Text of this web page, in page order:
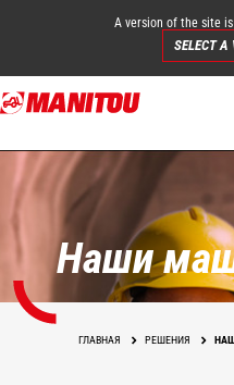
Перейти
к
содержанию
A version of the site
SELECT A
Наши
ГЛАВНАЯ РЕШЕНИЯ